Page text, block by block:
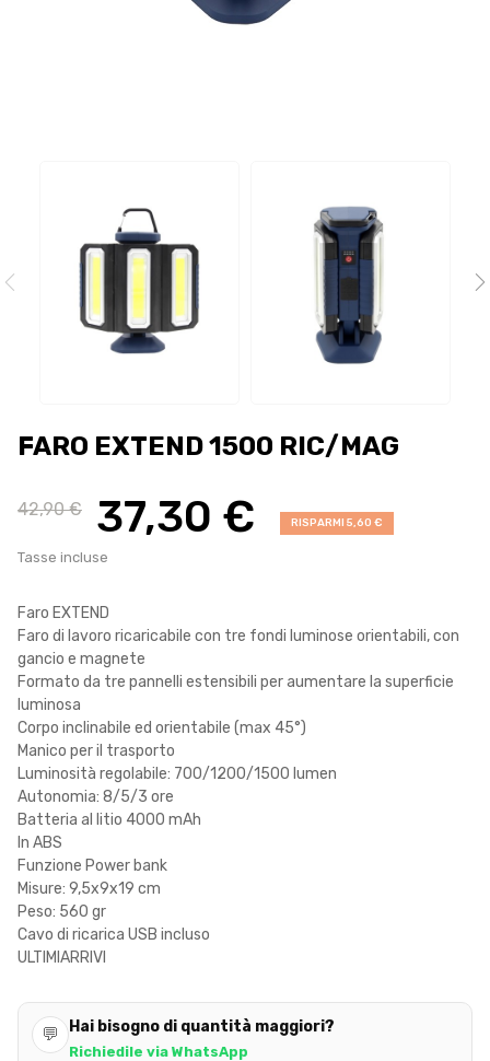
FARO EXTEND 1500 RIC/MAG
42,90 € 37,30 € RISPARMI 5,60 €
Tasse incluse
Faro EXTEND
Faro di lavoro ricaricabile con tre fondi luminose orientabili, con
gancio e magnete
Formato da tre pannelli estensibili per aumentare la superficie
luminosa
Corpo inclinabile ed orientabile (max 45°)
Manico per il trasporto
Luminosità regolabile: 700/1200/1500 lumen
Autonomia: 8/5/3 ore
Batteria al litio 4000 mAh
In ABS
Funzione Power bank
Misure: 9,5x9x19 cm
Peso: 560 gr
Cavo di ricarica USB incluso
ULTIMIARRIVI
💬 Hai bisogno di quantità maggiori?
Richiedile via WhatsApp